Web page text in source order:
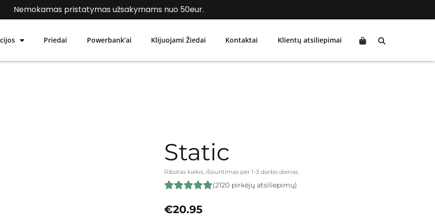
Nemokamas pristatymas užsakymams nuo 50eur.
Priedai Powerbank’ai Klijuojami Žiedai Kontaktai Klientų atsiliepimai
Static
Ribotas kiekis, išsiuntimas per 1-3 darbo dienas.
(2120 pirkėjų atsiliepimų)
€20.95